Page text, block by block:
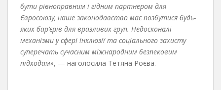
бути рівноправним і гідним партнером для
Євросоюзу, наше законодавство має позбутися будь-
яких бар’єрів для вразливих груп. Недосконалі
механізми у сфері інклюзії та соціального захисту
суперечать сучасним міжнародним безпековим
підходам», — наголосила Тетяна Роєва.